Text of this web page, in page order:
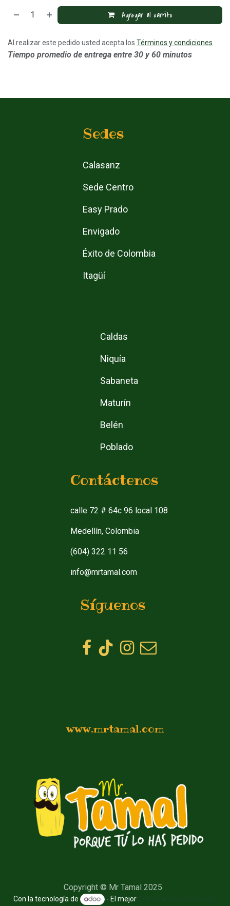
Agregar al carrito
Al realizar este pedido usted acepta los Términos y condiciones
Tiempo promedio de entrega entre 30 y 60 minutos
Sedes
Calasanz
Sede Centro
Easy Prado
Envigado
Éxito de Colombia
Itagüí
Caldas
Niquía
Sabaneta
Maturín
Belén
Poblado
Contáctenos
calle 72 # 64c 96 local 108
Medellín, Colombia
(604) 322 11 56
info@mrtamal.com
Síguenos
www.mrtamal.com
Copyright © Mr Tamal 2025
Con la tecnología de - El mejor